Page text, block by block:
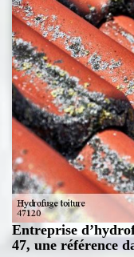
Entreprise
47, une référence